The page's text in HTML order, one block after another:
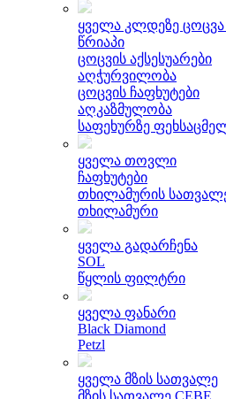
ყველა კლდეზე
წრიაპი
ცოცვის აქსესუარები
აღჭურვილობა
ცოცვის ჩაფხუტები
აღკაზმულობა
საფეხურზე
ყველა თოვლი
ჩაფხუტები
თხილამურის
თხილამური
ყველა გადარჩენა
SOL
წყლის ფილტრი
ყველა ფანარი
Black Diamond
Petzl
ყველა მზის სათვალე